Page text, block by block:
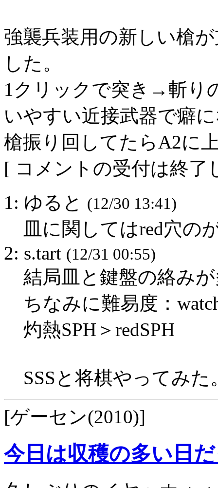
強襲兵装用の新しい槍
した。
1クリックで突き→斬り
いやすい近接武器で癖
槍振り回してたらA2に
[ コメントの受付は終了
1: ゆると (12/30 13:41)
皿に関してはred穴の
2: s.tart (12/31 00:55)
結局皿と鍵盤の絡み
ちなみに難易度：
灼熱SPH＞redSPH
SSSと将棋やってみ
[ゲーセン(2010)]
今日は収穫の多い日